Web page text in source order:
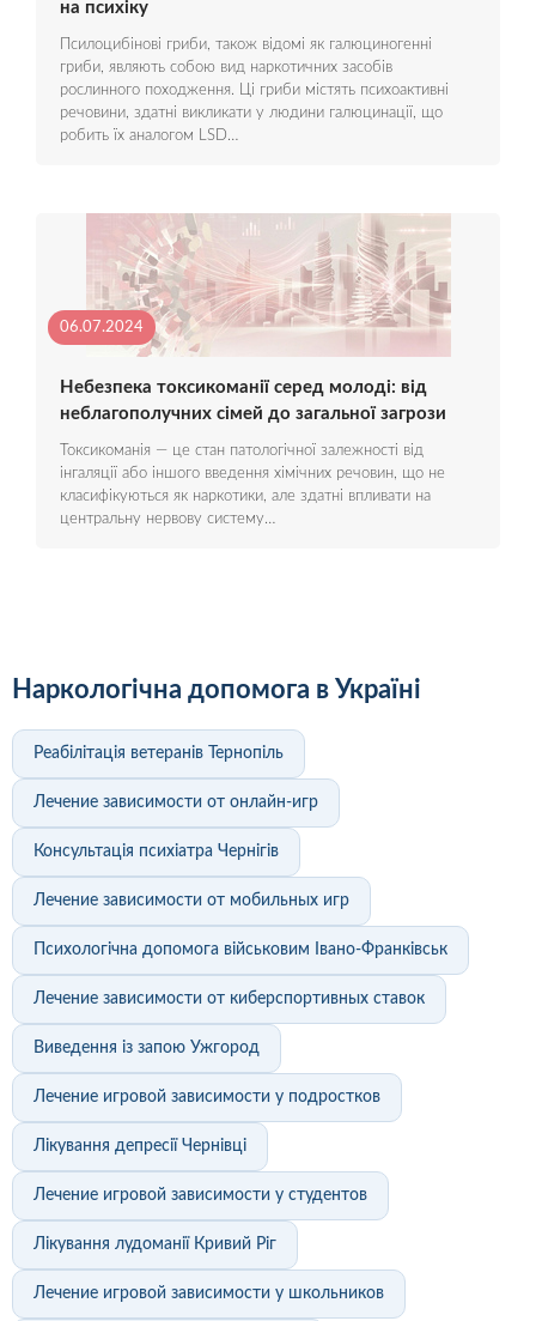
на психіку
Псилоцибінові гриби, також відомі як галюциногенні
гриби, являють собою вид наркотичних засобів
рослинного походження. Ці гриби містять психоактивні
речовини, здатні викликати у людини галюцинації, що
робить їх аналогом LSD…
06.07.2024
Небезпека токсикоманії серед молоді: від
неблагополучних сімей до загальної загрози
Токсикоманія — це стан патологічної залежності від
інгаляції або іншого введення хімічних речовин, що не
класифікуються як наркотики, але здатні впливати на
центральну нервову систему…
Наркологічна допомога в Україні
Реабілітація ветеранів Тернопіль
Лечение зависимости от онлайн-игр
Консультація психіатра Чернігів
Лечение зависимости от мобильных игр
Психологічна допомога військовим Івано-Франківськ
Лечение зависимости от киберспортивных ставок
Виведення із запою Ужгород
Лечение игровой зависимости у подростков
Лікування депресії Чернівці
Лечение игровой зависимости у студентов
Лікування лудоманії Кривий Ріг
Лечение игровой зависимости у школьников